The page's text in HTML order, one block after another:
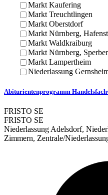
Markt Kaufering
Markt Treuchtlingen
Markt Oberstdorf
Markt Nürnberg,
Markt Waldkraiburg
Markt Nürnberg,
Markt Lampertheim
Niederlassung
Abiturientenprogramm
FRISTO SE
FRISTO SE
Niederlassung Adelsdorf,
Zimmern, Zentrale/